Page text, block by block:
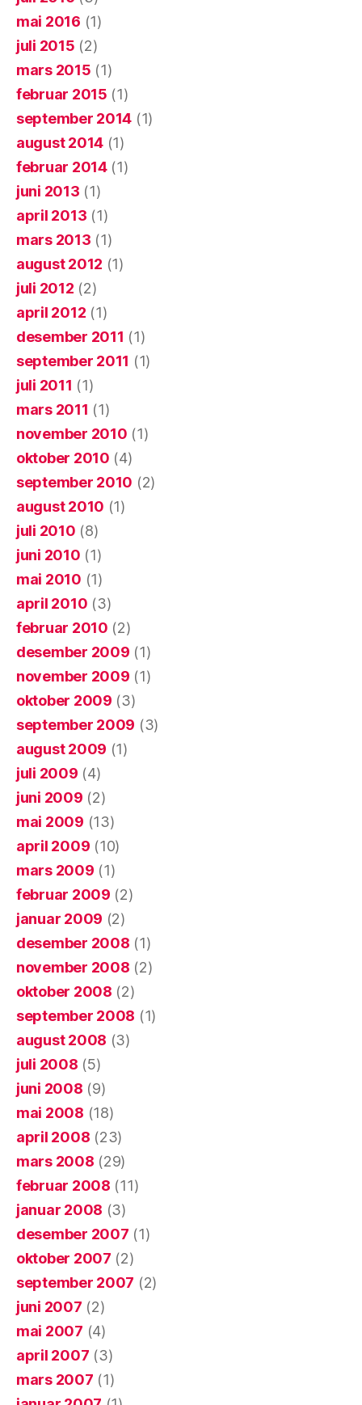
mai 2016 (1)
juli 2015 (2)
mars 2015 (1)
februar 2015 (1)
september 2014 (1)
august 2014 (1)
februar 2014(1)
juni 2013 (1)
april 2013 (1)
mars 2013 (1)
august 2012 (1)
juli 2012 (2)
april 2012 (1)
desember 2011 (1)
september 2011 (1)
juli 2011 (1)
mars 2011 (1)
november 2010 (1)
oktober 2010 (4)
september 2010 (2)
august 2010 (1)
juli 2010 (8)
juni 2010 (1)
mai 2010 (1)
april 2010 (3)
februar 2010 (2)
desember 2009 (1)
november 2009 (1)
oktober 2009 (3)
september 2009 (3)
august 2009 (1)
juli 2009 (4)
juni 2009 (2)
mai 2009 (13)
april 2009 (10)
mars 2009 (1)
februar 2009 (2)
januar 2009 (2)
desember 2008 (1)
november 2008 (2)
oktober 2008 (2)
september 2008 (1)
august 2008 (3)
juli 2008 (5)
juni 2008 (9)
mai 2008 (18)
april 2008 (23)
mars 2008 (29)
februar 2008 (11)
januar 2008 (3)
desember 2007 (1)
oktober 2007 (2)
september 2007 (2)
juni 2007 (2)
mai 2007 (4)
april 2007 (3)
mars 2007 (1)